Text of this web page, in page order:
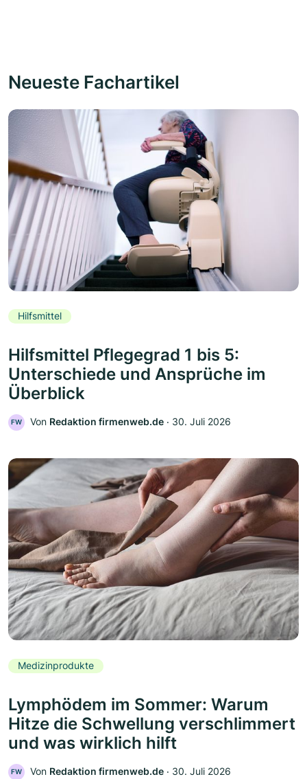
Neueste Fachartikel
Hilfsmittel
Hilfsmittel Pflegegrad 1 bis 5:
Unterschiede und Ansprüche im
Überblick
FW Von Redaktion firmenweb.de ‧ 30. Juli 2026
Medizinprodukte
Lymphödem im Sommer: Warum
Hitze die Schwellung verschlimmert
und was wirklich hilft
FW Von Redaktion firmenweb.de ‧ 30. Juli 2026